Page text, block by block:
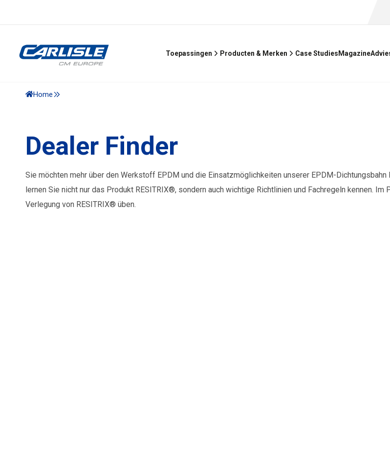
Toepassingen Producten & Merken Case Studies Magazine
Home
Dealer Finder
Sie möchten mehr über den Werkstoff EPDM und die Einsatzmöglichkeiten unserer EPDM-
lernen Sie nicht nur das Produkt RESITRIX®, sondern auch wichtige Richtlinien und Fachregeln kennen.
Verlegung von RESITRIX® üben.